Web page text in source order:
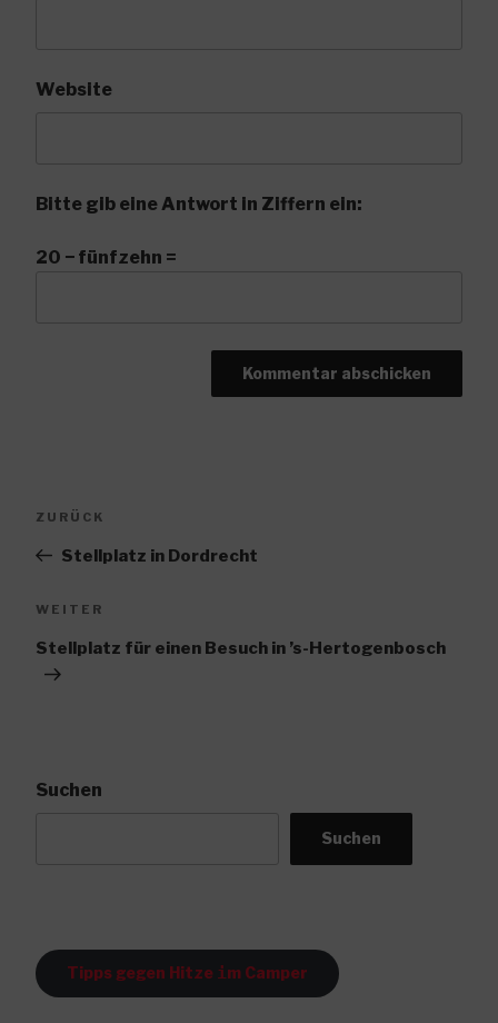
Website
Bitte gib eine Antwort in Ziffern ein:
20 − fünfzehn =
Vorheriger
ZURÜCK
Stellplatz in Dordrecht
Nächster
WEITER
Stellplatz für einen Besuch in ’s-Hertogenbosch
Suchen
Suchen
Tipps gegen Hitze im Camper